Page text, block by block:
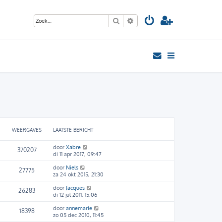
Zoek Uitgebreid zoeken
WEERGAVES LAATSTE BERICHT
370207 door Xabre
di 11 apr 2017, 09:47
27775 door Niels
za 24 okt 2015, 21:30
26283 door Jacques
di 12 jul 2011, 15:06
18398 door annemarie
zo 05 dec 2010, 11:45